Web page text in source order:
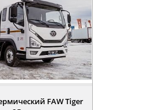
FAW Tiger